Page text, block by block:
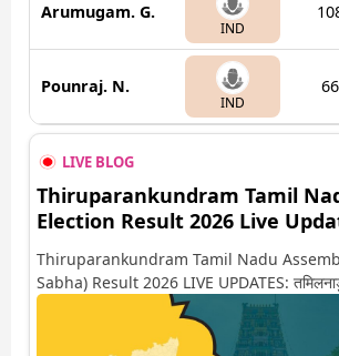
Arumugam. G.
IND
Pounraj. N.
IND
66
LIVE BLOG
Thiruparankundram Tamil
Election Result 2026 Live
Thiruparankundram Tamil Nadu
Sabha) Result 2026 LIVE UPDATES:
2026 की गिनती अगले कुछ ही देर में शुरू होने वाली है.
सीट पर कौन आगे-कौन पीछे से लेकर किस तरफ जा रहें